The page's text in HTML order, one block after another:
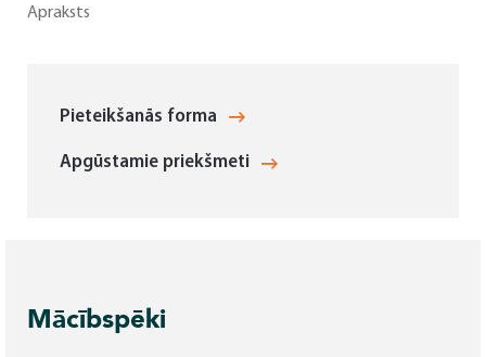
Apraksts
Pieteikšanās forma
Apgūstamie priekšmeti
Mācībspēki